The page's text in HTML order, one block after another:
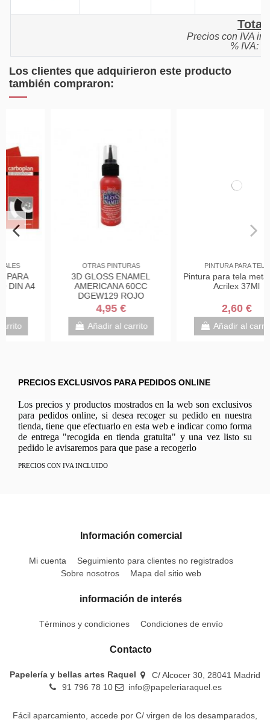
Total
Precios con IVA
% IVA:
Los clientes que adquirieron este producto
también compraron:
PINTURA PARA TELA
Pintura para tela metalizada
Acrilex 37Ml
Añadir al carrito
PAPELERÍA
CAJA 10 TIZAS PARA
PIZARRA DE CARBONATO
REDONDAS -ANTIPOLVO
MILAN 244210
Añadir al carrito
PRECIOS EXCLUSIVOS PARA PEDIDOS ONLINE
Los precios y productos mostrados en la web son exclusivos
para pedidos online, si desea recoger su pedido en nuestra
tienda, tiene que efectuarlo en esta web e indicar como forma
de entrega "recogida en tienda gratuita" y una vez listo su
pedido le avisaremos para que pase a recogerlo
PRECIOS CON IVA INCLUIDO
Información comercial
Mi cuenta
Seguimiento para clientes no registrados
Sobre nosotros
Mapa del sitio web
información de interés
Términos y condiciones Condiciones de envío
Contacto
Papelería y bellas artes Raquel
C/ Alcocer 30, 28041 Madrid
91 796 78 10
info@papeleriaraquel.es
Fácil aparcamiento, accede por C/ virgen de los desamparados,